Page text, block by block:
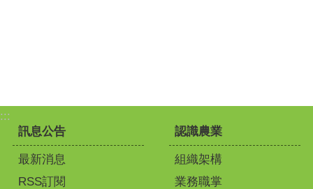
:::
訊息公告
最新消息
RSS訂閱
認識農業
組織架構
業務職掌